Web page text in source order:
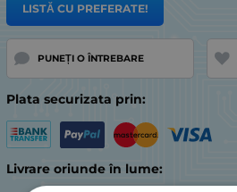
LISTĂ CU PREFERATE!
PUNEȚI O ÎNTREBARE
Plata securizata prin:
Livrare oriunde în lume: